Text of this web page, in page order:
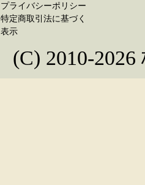
プライバシーポリシー
特定商取引法に基づく
表示
(C) 2010-